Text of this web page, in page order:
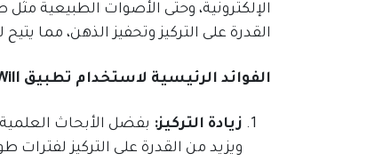
الإلكترونية، وحتى الأصوات الطبيعية
القدرة على التركيز وتحفيز الذهن، مما
الفوائد الرئيسية لاستخدام تطبيق Focus@Will
زيادة التركيز: بفضل الأبحاث
ويزيد من القدرة على التركيز